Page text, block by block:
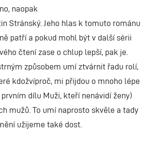
naopak
Stránský. Jeho hlas k tomuto románu
patří a pokud mohl být v další sérii
čtení zase o chlup lepší, pak je.
způsobem umí ztvárnit řadu rolí,
kdožvíproč, mi přijdou o mnoho lépe
dílu Muži, kteří nenávidí ženy)
mužů. To umí naprosto skvěle a tady
užijeme také dost.